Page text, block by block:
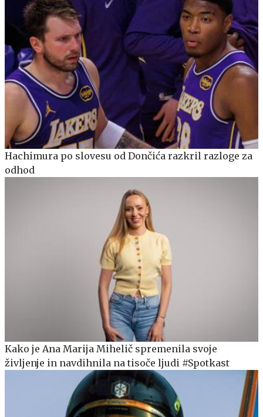
Hachimura po slovesu od Dončića razkril razloge za
odhod
Kako je Ana Marija Mihelič spremenila svoje
življenje in navdihnila na tisoče ljudi #Spotkast